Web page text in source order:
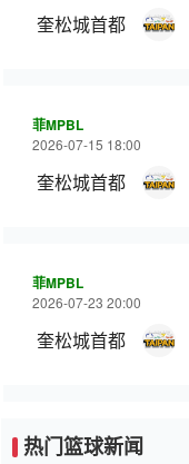
奎松城首都
菲MPBL
2026-07-15 18:00
奎松城首都
菲MPBL
2026-07-23 20:00
奎松城首都
热门篮球新闻